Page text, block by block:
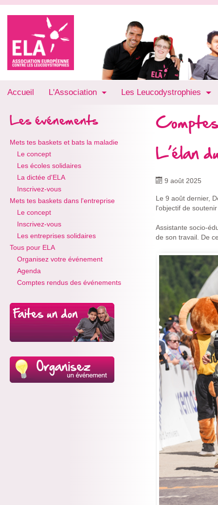
Accueil L'Association Les Leucodystrophies
Les événements
Mets tes baskets et bats la maladie
Le concept
Les écoles solidaires
La dictée d'ELA
Inscrivez-vous
Mets tes baskets dans l'entreprise
Le concept
Inscrivez-vous
Les entreprises solidaires
Tous pour ELA
Organisez votre événement
Agenda
Comptes rendus des événements
L’élan
9 août 2025
Le 9 août dernier,
l'objectif de
Assistante socio-
de son travail. De